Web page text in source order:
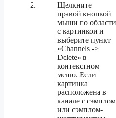
Щелкните
правой кнопкой
мыши по области
с картинкой и
выберите пункт
«Channels ->
Delete» в
контекстном
меню. Если
картинка
расположена в
канале с сэмплом
или сэмплом-